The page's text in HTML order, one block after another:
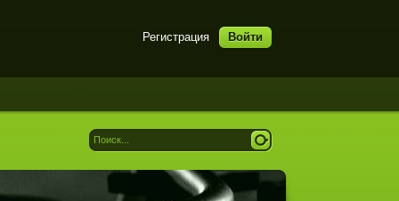
Регистрация Войти